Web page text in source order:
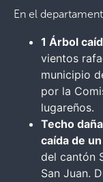
En el
1 Árbol
vientos
municipio
por la
lugareños.
Techo
caída de
del cantón
San Juan.